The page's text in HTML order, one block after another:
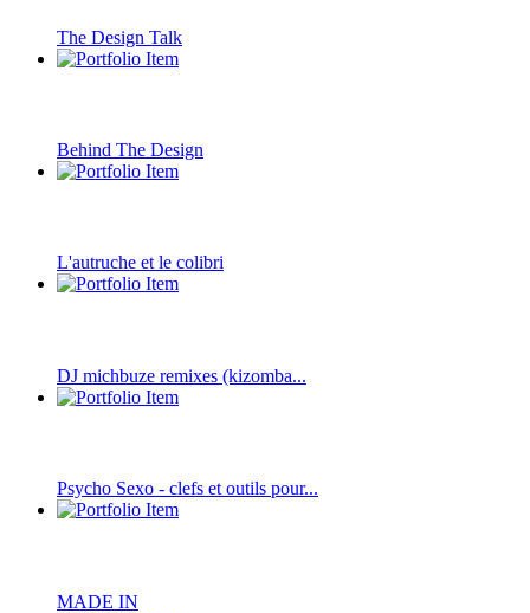
The Design Talk
Behind The Design
L'autruche et le colibri
DJ michbuze remixes (kizomba...
Psycho Sexo - clefs et outils pour...
MADE IN